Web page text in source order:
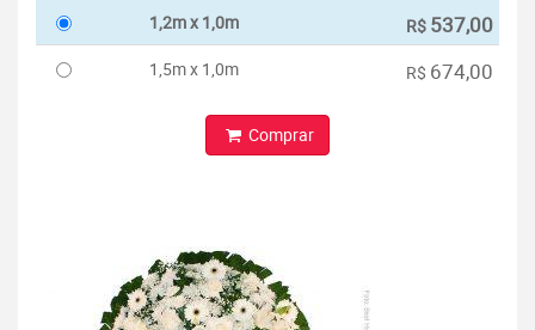
1,2m x 1,0m R$ 537,00
1,5m x 1,0m R$ 674,00
Comprar